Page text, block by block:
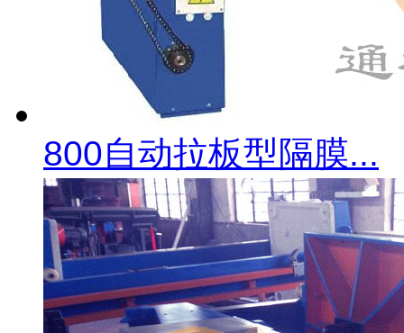
800自动拉板型隔膜...